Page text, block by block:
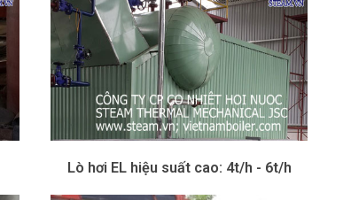
Lò hơi EL hiệu suất cao: 4t/h - 6t/h